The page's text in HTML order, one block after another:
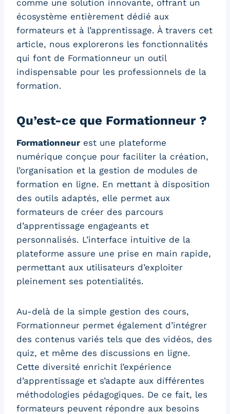
comme une solution innovante, offrant un
écosystème entièrement dédié aux
formateurs et à l’apprentissage. À travers cet
article, nous explorerons les fonctionnalités
qui font de Formationneur un outil
indispensable pour les professionnels de la
formation.
Qu’est-ce que Formationneur ?
Formationneur est une plateforme
numérique conçue pour faciliter la création,
l’organisation et la gestion de modules de
formation en ligne. En mettant à disposition
des outils adaptés, elle permet aux
formateurs de créer des parcours
d’apprentissage engageants et
personnalisés. L’interface intuitive de la
plateforme assure une prise en main rapide,
permettant aux utilisateurs d’exploiter
pleinement ses potentialités.
Au-delà de la simple gestion des cours,
Formationneur permet également d’intégrer
des contenus variés tels que des vidéos, des
quiz, et même des discussions en ligne.
Cette diversité enrichit l’expérience
d’apprentissage et s’adapte aux différentes
méthodologies pédagogiques. De ce fait, les
formateurs peuvent répondre aux besoins